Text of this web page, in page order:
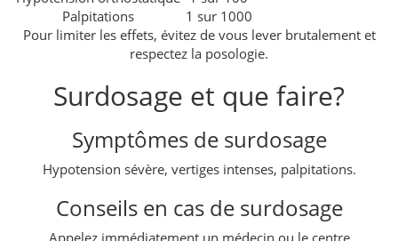
Palpitations
1 sur 1000
Pour limiter les effets, évitez de vous lever brutalement et
respectez la posologie.
Surdosage et que faire?
Symptômes de surdosage
Hypotension sévère, vertiges intenses, palpitations.
Conseils en cas de surdosage
Appelez immédiatement un médecin ou le centre